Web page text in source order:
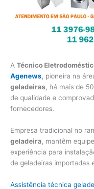
ATécnico
Agenews, pioneira na
geladeiras, há mais de
de qualidade e
fornecedores.
Empresa tradicional no
geladeira, mantêm
experiência para
de geladeiras importadas
Assistência técnica